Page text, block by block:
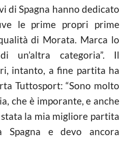
di Spagna hanno dedicato
le prime propri prime
di Morata. Marca lo
un’altra categoria”. Il
intanto, a fine partita ha
Tuttosport: “Sono molto
che è imporante, e anche
la mia migliore partita
Spagna e devo ancora